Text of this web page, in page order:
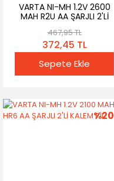
VARTA NI-MH 1.2V 2600
MAH R2U AA ŞARJLI 2'Lİ
467,95 TL
372,45 TL
Sepete Ekle
%20